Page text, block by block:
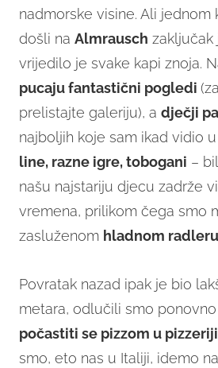
nadmorske visine. Ali jednom
došli na Almrausch zaključak
vrijedilo je svake kapi znoja.
pucaju fantastični pogledi
prelistajte galeriju), a dječji
najboljih koje sam ikad vidio
line, razne igre, tobogani –
našu najstariju djecu zadrže
vremena, prilikom čega smo
zasluženom hladnom radleru
Povratak nazad ipak je bio
metara, odlučili smo
počastiti se pizzom u
smo, eto nas u Italiji, idemo